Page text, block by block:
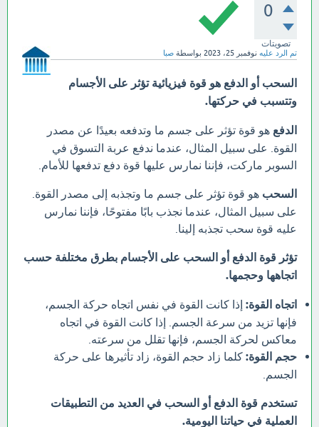
0
تصويتات
تم الرد عليه نوفمبر 25، 2023 بواسطة صبا
السحب أو الدفع هو قوة فيزيائية تؤثر على الأجسام
وتتسبب في حركتها.
الدفع هو قوة تؤثر على جسم ما وتدفعه بعيدًا عن مصدر
القوة. على سبيل المثال، عندما ندفع عربة التسوق في
السوبر ماركت، فإننا نمارس عليها قوة دفع تدفعها للأمام.
السحب هو قوة تؤثر على جسم ما وتجذبه إلى مصدر القوة.
على سبيل المثال، عندما نجذب بابًا مفتوحًا، فإننا نمارس
عليه قوة سحب تجذبه إلينا.
تؤثر قوة الدفع أو السحب على الأجسام بطرق مختلفة حسب
اتجاهها وحجمها.
اتجاه القوة: إذا كانت القوة في نفس اتجاه حركة الجسم،
فإنها تزيد من سرعة الجسم. إذا كانت القوة في اتجاه
معاكس لحركة الجسم، فإنها تقلل من سرعته.
حجم القوة: كلما زاد حجم القوة، زاد تأثيرها على حركة
الجسم.
تستخدم قوة الدفع أو السحب في العديد من التطبيقات
العملية في حياتنا اليومية.